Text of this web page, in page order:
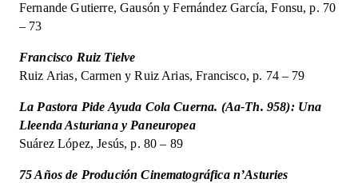
Fernande Gutierre, Gausón y Fernández García, Fonsu, p. 70
– 73
Francisco Ruiz Tielve
Ruiz Arias, Carmen y Ruiz Arias, Francisco, p. 74 – 79
La Pastora Pide Ayuda Cola Cuerna. (Aa-Th. 958): Una
Lleenda Asturiana y Paneuropea
Suárez López, Jesús, p. 80 – 89
75 Años de Produción Cinematográfica n’Asturies